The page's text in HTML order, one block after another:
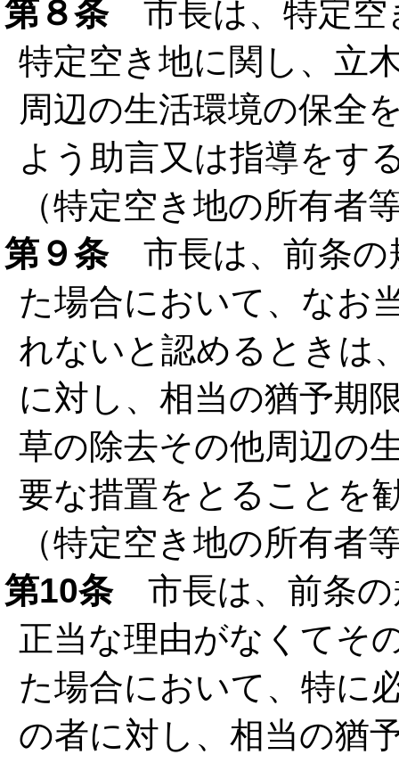
第８条市長は、特定空
特定空き地に関し、立
周辺の生活環境の保全
よう助言又は指導をす
（特定空き地の所有者
第９条市長は、前条の
た場合において、なお
れないと認めるときは
に対し、相当の猶予期
草の除去その他周辺の
要な措置をとることを
（特定空き地の所有者
第10条市長は、前条の
正当な理由がなくてそ
た場合において、特に
の者に対し、相当の猶